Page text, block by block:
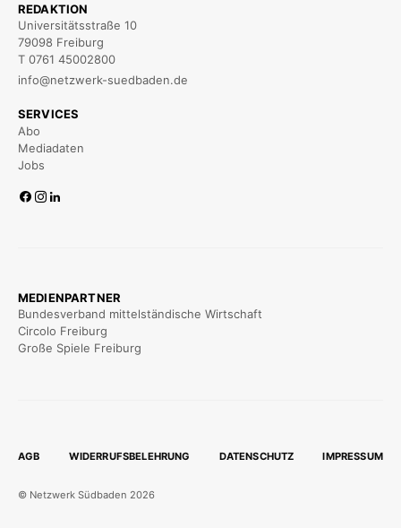
REDAKTION
Universitätsstraße 10
79098 Freiburg
T 0761 45002800
info@netzwerk-suedbaden.de
SERVICES
Abo
Mediadaten
Jobs
MEDIENPARTNER
Bundesverband mittelständische Wirtschaft
Circolo Freiburg
Große Spiele Freiburg
AGB WIDERRUFSBELEHRUNG DATENSCHUTZ IMPRESSUM
© Netzwerk Südbaden 2026